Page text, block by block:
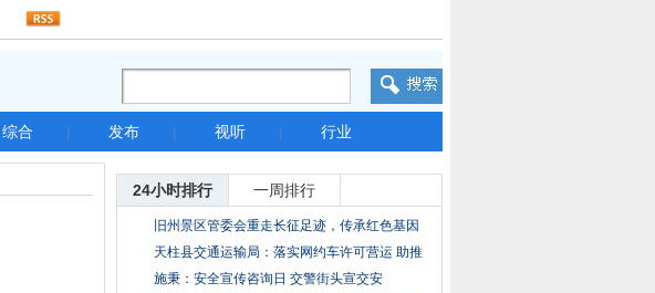
综合 | 发布 | 视听 | 行业
24小时排行 一周排行
旧州景区管委会重走长征足迹，传承红色基因
天柱县交通运输局：落实网约车许可营运 助推
施秉：安全宣传咨询日 交警街头宣交安